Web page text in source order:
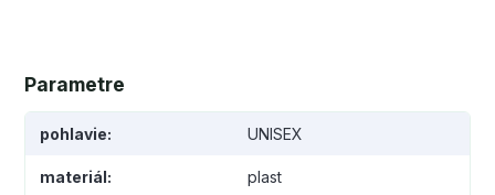
Parametre
pohlavie UNISEX
materiál plast